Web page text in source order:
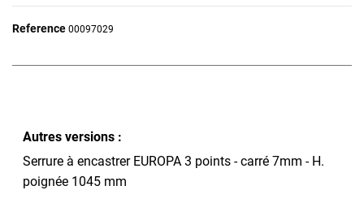
Reference 00097029
Autres versions :
Serrure à encastrer EUROPA 3 points - carré 7mm - H.
poignée 1045 mm